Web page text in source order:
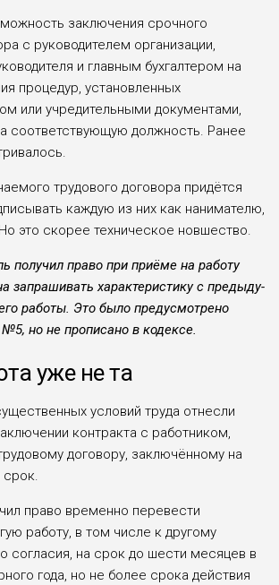
заклю­чения срочного
с руководителем организации,
и главным бух­галтером на
про­цедур, установленных
или учредительными докумен­тами,
соответству­ющую должность. Ранее
трудового договора придётся
каждую из них как нанима­телю,
это скорее техническое новшество.
получил право при приёме на работу
запра­шивать характеристику с предыду­
работы. Это было пред­усмотрено
но не про­писано в кодексе.
уже не та
условий труда отнесли
контракта с работником,
договору, заключённому на
срок.
право времен­но перевести
работу, в том числе к другому
согласия, на срок до шести месяцев в
года, но не более срока действия